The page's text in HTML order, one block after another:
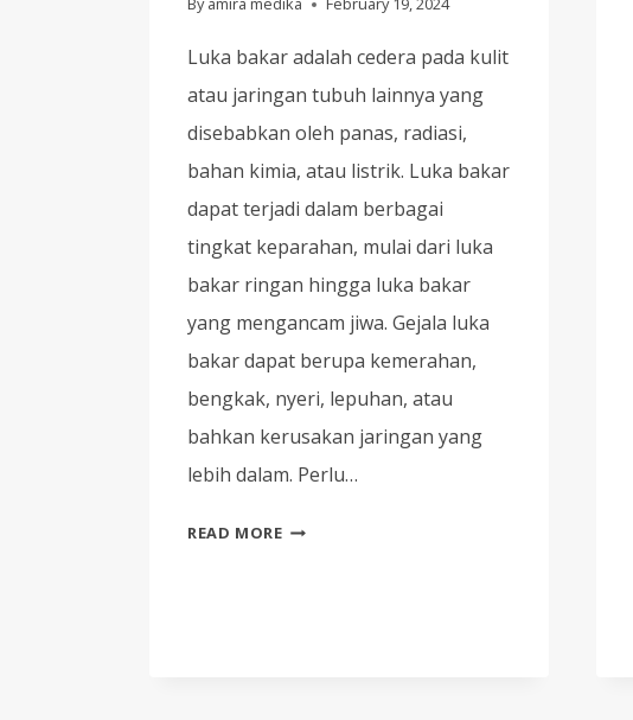
Luka bakar adalah cedera pada kulit
atau jaringan tubuh lainnya yang
disebabkan oleh panas, radiasi,
bahan kimia, atau listrik. Luka bakar
dapat terjadi dalam berbagai
tingkat keparahan, mulai dari luka
bakar ringan hingga luka bakar
yang mengancam jiwa. Gejala luka
bakar dapat berupa kemerahan,
bengkak, nyeri, lepuhan, atau
bahkan kerusakan jaringan yang
lebih dalam. Perlu…
READ MORESEMUA